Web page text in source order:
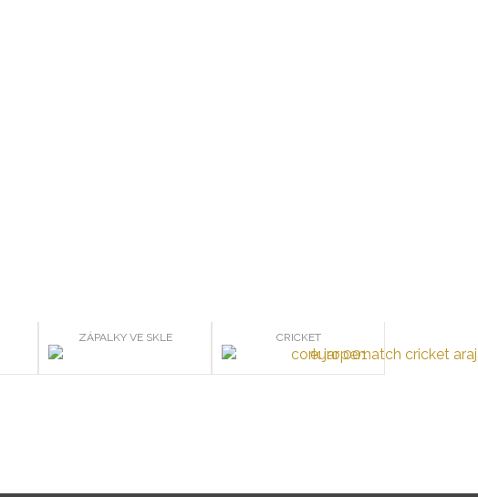
ZÁPALKY VE SKLE CRICKET